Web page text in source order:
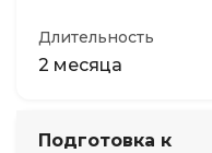
Длительность
2 месяца
Подготовка к